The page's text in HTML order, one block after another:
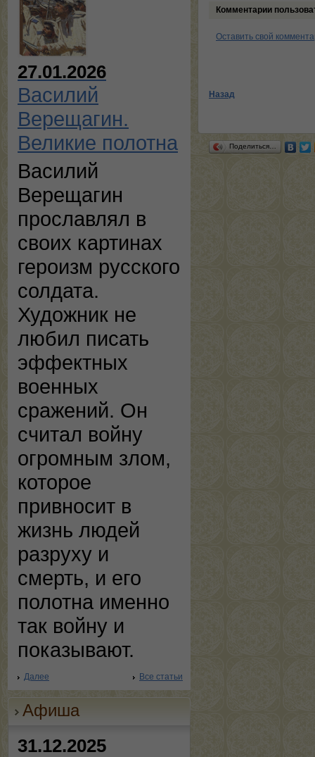
27.01.2026
Василий
Верещагин.
Великие полотна
Василий
Верещагин
прославлял в
своих картинах
героизм русского
солдата.
Художник не
любил писать
эффектных
военных
сражений. Он
считал войну
огромным злом,
которое
привносит в
жизнь людей
разруху и
смерть, и его
полотна именно
так войну и
показывают.
Далее Все статьи
Афиша
31.12.2025
Комментарии
Оставить свой
Назад
Поделиться…